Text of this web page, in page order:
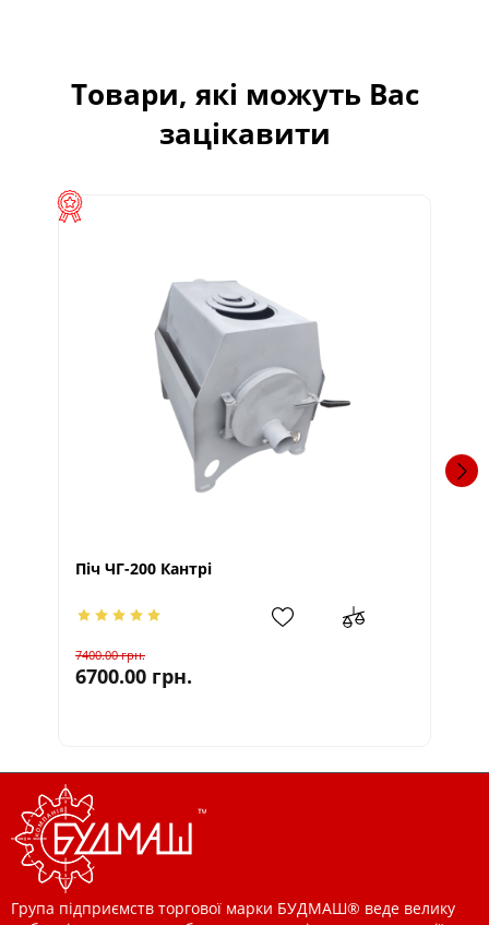
Товари, які можуть Вас
зацікавити
Піч ЧГ-200 Кантрі
7400.00грн.
6700.00 грн.
Група підприємств торгової марки БУДМАШ® веде велику